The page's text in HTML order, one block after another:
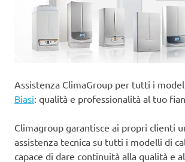
Assistenza ClimaGroup per tutti i
Biasi: qualità e professionalità al tuo
Climagroup garantisce ai propri clienti
assistenza tecnica su tutti i modelli di
capace di dare continuità alla qualità e